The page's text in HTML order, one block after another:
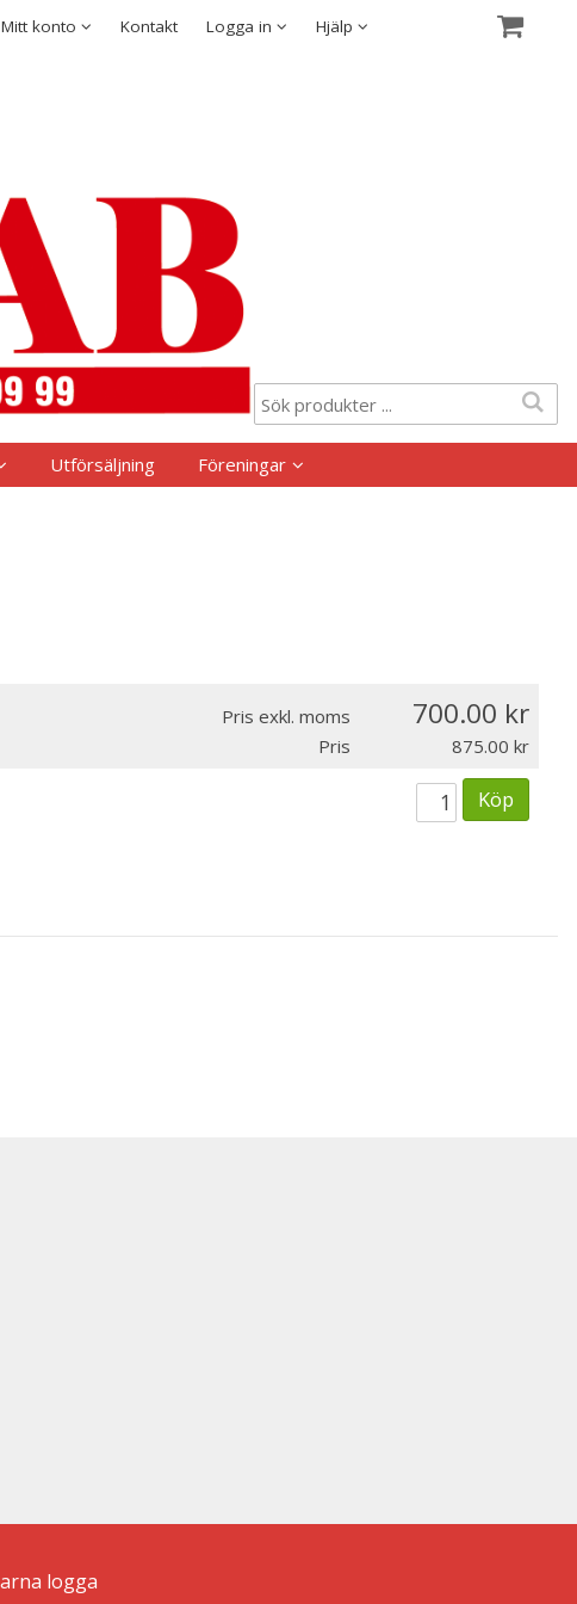
Mitt konto Kontakt Logga in Hjälp
Säkerhet & Cookies
Utförsäljning Föreningar
Pris exkl. moms 700.00
Pris 875.00
Köp